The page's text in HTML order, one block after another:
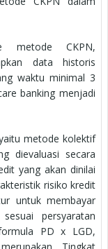
metode CKPN,
data historis
waktu minimal 3
banking menjadi
metode kolektif
dievaluasi secara
yang akan dinilai
risiko kredit
untuk membayar
persyaratan
PD x LGD,